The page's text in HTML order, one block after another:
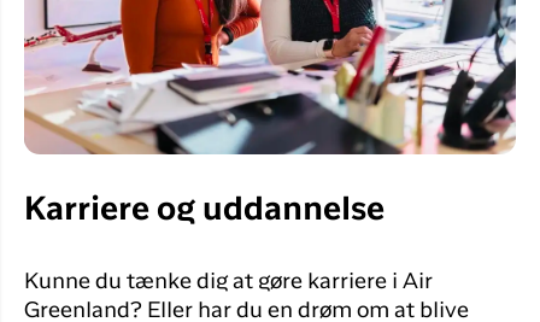
Karriere og uddannelse
Kunne du tænke dig at gøre karriere i Air
Greenland? Eller har du en drøm om at blive